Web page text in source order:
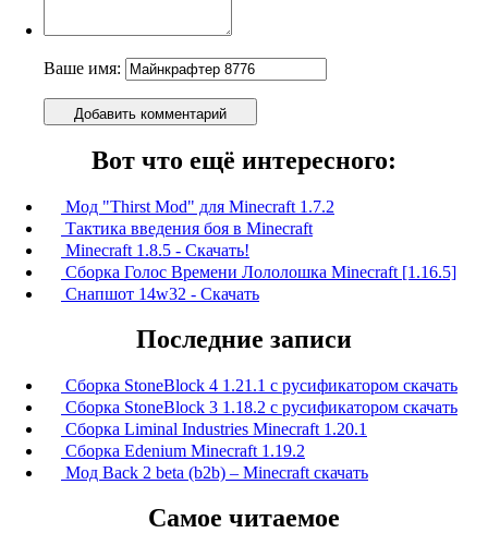
Ваше имя:
Добавить комментарий
Вот что ещё интересного:
Мод "Thirst Mod" для Minecraft 1.7.2
Тактика введения боя в Minecraft
Minecraft 1.8.5 - Скачать!
Сборка Голос Времени Лололошка Minecraft [1.16.5]
Снапшот 14w32 - Скачать
Последние записи
Сборка StoneBlock 4 1.21.1 с русификатором скачать
Сборка StoneBlock 3 1.18.2 с русификатором скачать
Сборка Liminal Industries Minecraft 1.20.1
Сборка Edenium Minecraft 1.19.2
Мод Back 2 beta (b2b) – Minecraft скачать
Самое читаемое